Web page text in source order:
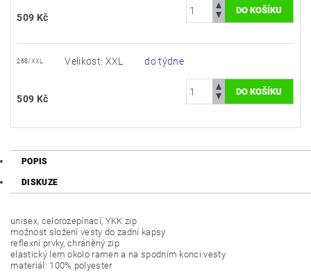
509 Kč
268/XXL Velikost: XXL do týdne
509 Kč
POPIS
DISKUZE
unisex, celorozepínací, YKK zip
možnost složení vesty do zadní kapsy
reflexní prvky, chráněný zip
elastický lem okolo ramen a na spodním konci vesty
materiál: 100% polyester